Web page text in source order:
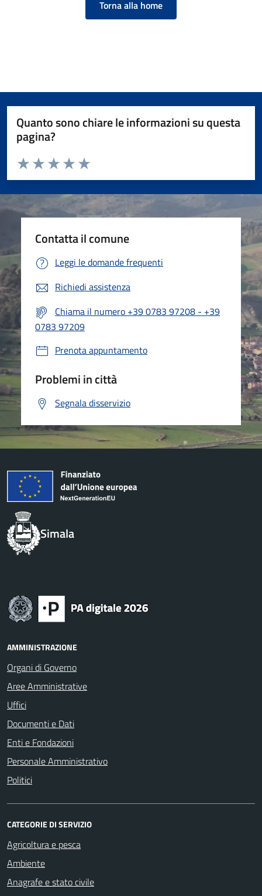
Torna alla home
Quanto sono chiare le informazioni su questa
pagina?
Valuta da 1 a 5 stelle la pagina
Valuta 5 stelle su 5
Valuta 4 stelle su 5
Valuta 3 stelle su 5
Valuta 2 stelle su 5
Valuta 1 stelle su 5
Contatta il comune
Leggi le domande frequenti
Richiedi assistenza
Chiama il numero +39 0783 97208 - +39
0783 97209
Prenota appuntamento
Problemi in città
Segnala disservizio
Simala
AMMINISTRAZIONE
Organi di Governo
Aree Amministrative
Uffici
Documenti e Dati
Enti e Fondazioni
Personale Amministrativo
Politici
CATEGORIE DI SERVIZIO
Agricoltura e pesca
Ambiente
Anagrafe e stato civile